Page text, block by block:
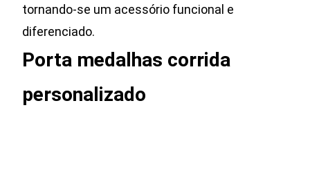
tornando-se um acessório funcional e
diferenciado.
Porta medalhas corrida
personalizado